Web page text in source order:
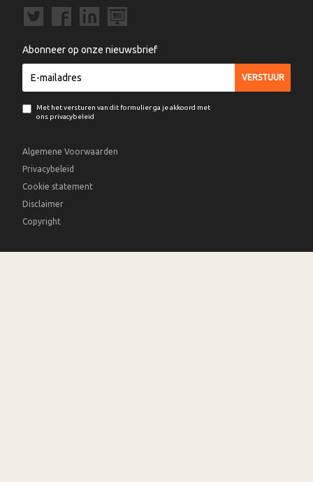
Abonneer op onze nieuwsbrief
Met het versturen van dit formulier ga je akkoord met
ons privacybeleid
Algemene Voorwaarden
Privacybeleid
Cookie statement
Disclaimer
Copyright